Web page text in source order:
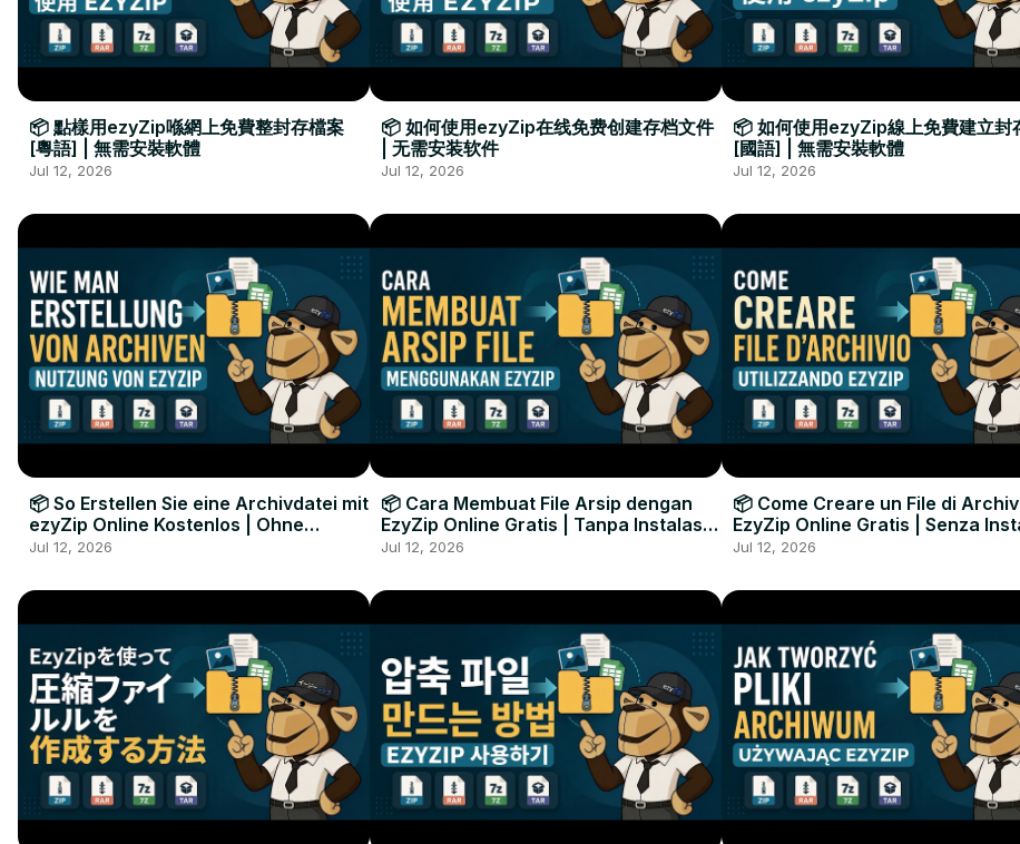
📦 點樣用ezyZip喺網上免費整封存檔案
[粵語] | 無需安裝軟體
Jul 12, 2026
📦 如何使用ezyZip在线免费创建存档文件
| 无需安装软件
Jul 12, 2026
📦 如何使用ezyZip線上免費建立封
[國語] | 無需安裝軟體
Jul 12, 2026
📦 So Erstellen Sie eine Archivdatei mit
ezyZip Online Kostenlos | Ohne
Softwareinstallation
Jul 12, 2026
📦 Cara Membuat File Arsip dengan
EzyZip Online Gratis | Tanpa Instalasi
Perangkat Lunak
Jul 12, 2026
📦 Come Creare un File di
EzyZip Online Gratis | Senza
Software
Jul 12, 2026